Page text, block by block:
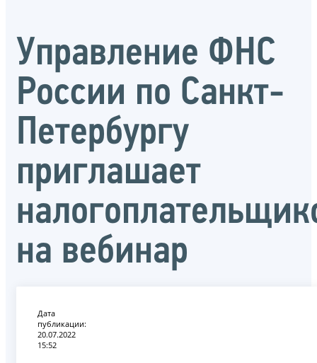
Управление ФНС
России по Санкт-
Петербургу
приглашает
на вебинар
Дата
публикации:
20.07.2022
15:52